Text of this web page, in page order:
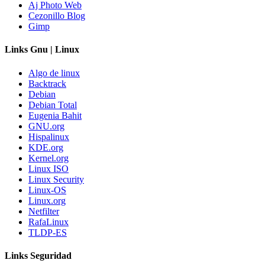
Aj Photo Web
Cezonillo Blog
Gimp
Links Gnu | Linux
Algo de linux
Backtrack
Debian
Debian Total
Eugenia Bahit
GNU.org
Hispalinux
KDE.org
Kernel.org
Linux ISO
Linux Security
Linux-OS
Linux.org
Netfilter
RafaLinux
TLDP-ES
Links Seguridad